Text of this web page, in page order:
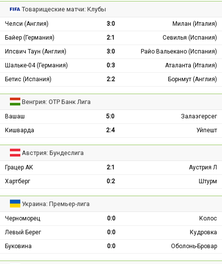
Товарищеские матчи: Клубы
Челси (Англия) 3:0
Милан (Италия)
Байер (Германия)
2:1
Севилья (Испания)
Ипсвич Таун (Англия)
3:0
Райо Вальекано (Испания)
Шальке-04 (Германия)
0:3
Аталанта (Италия)
Бетис (Испания)
2:2 Борнмут (Англия)
Венгрия: ОТР Банк Лига
Вашаш 5:0
Залаэгерсег
Кишварда
2:4 Уйпешт
Австрия: Бундеслига
Грацер АК 2:1
Аустрия Л
Хартберг
0:2 Штурм
Украина: Премьер-лига
Черноморец 0:0
Колос
Левый Берег
0:0
Кудровка
Буковина
0:0 Оболонь-Бровар